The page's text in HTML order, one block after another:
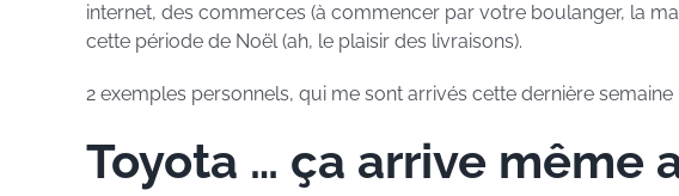
internet, des commerces (à commencer par votre boulanger, la
cette période de Noël (ah, le plaisir des livraisons).
2 exemples personnels, qui me sont arrivés cette dernière semaine
Toyota … ça arrive même